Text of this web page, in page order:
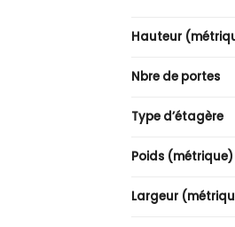
Hauteur
Nbre de portes
Type d’étagère
Poids (métrique)
Largeur